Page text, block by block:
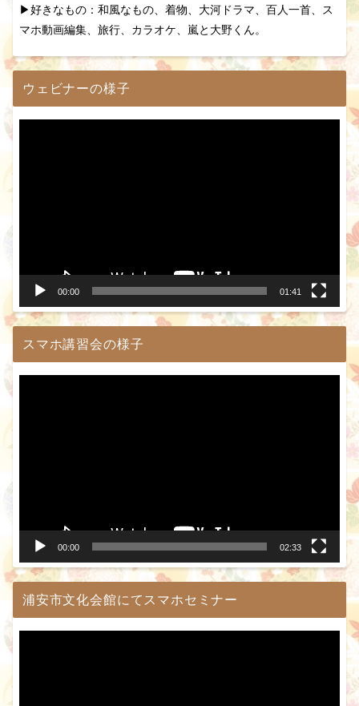
▶好きなもの：和風なもの、着物、大河ドラマ、百人一首、ス
マホ動画編集、旅行、カラオケ、嵐と大野くん。
ウェビナーの様子
00:00 01:41
スマホ講習会の様子
00:00 02:33
浦安市文化会館にてスマホセミナー